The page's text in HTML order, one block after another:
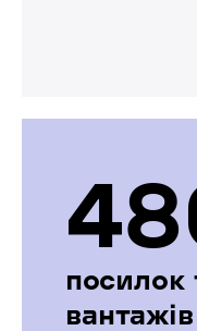
посилок
вантажів